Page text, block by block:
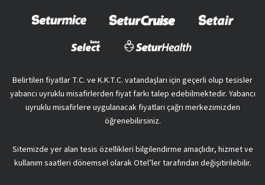
Belirtilen fiyatlar T.C. ve K.K.T.C. vatandaşları için geçerli olup tesisler
yabancı uyruklu misafirlerden fiyat farkı talep edebilmektedir. Yabancı
uyruklu misafirlere uygulanacak fiyatları çağrı merkezimizden
öğrenebilirsiniz.
Sitemizde yer alan tesis özellikleri bilgilendirme amaçlıdır, hizmet ve
kullanım saatleri dönemsel olarak Otel’ler tarafından değişitirilebilir.